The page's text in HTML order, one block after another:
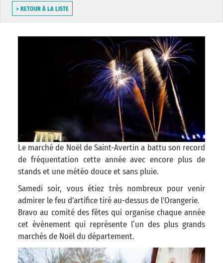
> RETOUR À LA LISTE
Le marché de Noël de Saint-Avertin a battu son record
de fréquentation cette année avec encore plus de
stands et une météo douce et sans pluie.
Samedi soir, vous étiez très nombreux pour venir
admirer le feu d'artifice tiré au-dessus de l'Orangerie.
Bravo au comité des fêtes qui organise chaque année
cet évènement qui représente l’un des plus grands
marchés de Noël du département.